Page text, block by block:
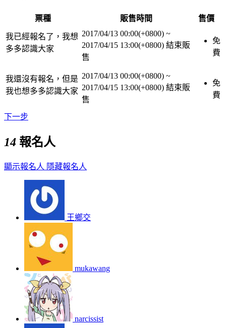
票種 販售時間 售價
我已經報名了，我想
多多認識大家
2017/04/13 00:00(+0800) ~
2017/04/15 13:00(+0800) 結束販
售
免
費
我還沒有報名，但是
我也想多多認識大家
2017/04/13 00:00(+0800) ~
2017/04/15 13:00(+0800) 結束販
售
免
費
下一步
14 報名人
顯示報名人 隱藏報名人
王鄉交
mukawang
narcissist